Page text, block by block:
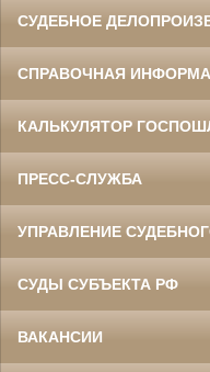
СУДЕБНОЕ
СПРАВОЧНАЯ
КАЛЬКУЛЯТОР
ПРЕСС-СЛУЖБА
УПРАВЛЕНИЕ
СУДЫ СУБЪЕКТА РФ
ВАКАНСИИ